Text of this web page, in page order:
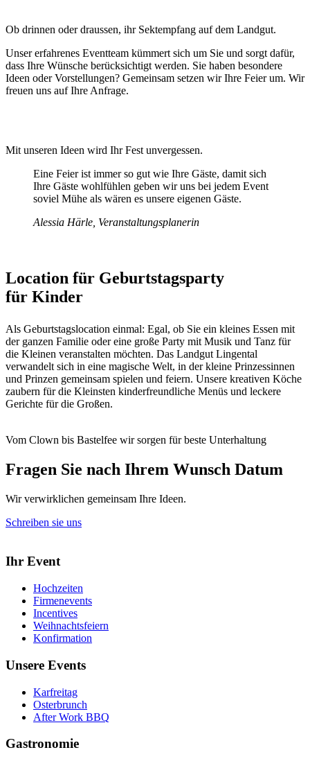
Ob drinnen oder draussen, ihr Sektempfang auf dem Landgut.
Unser erfahrenes Eventteam kümmert sich um Sie und sorgt dafür,
dass Ihre Wünsche berücksichtigt werden. Sie haben besondere
Ideen oder Vorstellungen? Gemeinsam setzen wir Ihre Feier um. Wir
freuen uns auf Ihre Anfrage.
Mit unseren Ideen wird Ihr Fest unvergessen.
Eine Feier ist immer so gut wie Ihre Gäste, damit sich
Ihre Gäste wohlfühlen geben wir uns bei jedem Event
soviel Mühe als wären es unsere eigenen Gäste.
Alessia Härle, Veranstaltungsplanerin
Location für Geburtstagsparty
für Kinder
Als Geburtstagslocation einmal: Egal, ob Sie ein kleines Essen mit
der ganzen Familie oder eine große Party mit Musik und Tanz für
die Kleinen veranstalten möchten. Das Landgut Lingental
verwandelt sich in eine magische Welt, in der kleine Prinzessinnen
und Prinzen gemeinsam spielen und feiern. Unsere kreativen Köche
zaubern für die Kleinsten kinderfreundliche Menüs und leckere
Gerichte für die Großen.
Vom Clown bis Bastelfee wir sorgen für beste Unterhaltung
Fragen Sie nach Ihrem Wunsch Datum
Wir verwirklichen gemeinsam Ihre Ideen.
Schreiben sie uns
Ihr Event
Hochzeiten
Firmenevents
Incentives
Weihnachtsfeiern
Konfirmation
Unsere Events
Karfreitag
Osterbrunch
After Work BBQ
Gastronomie